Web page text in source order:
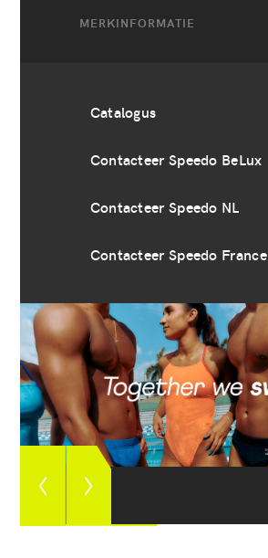
MERKINFORMATIE
Catalogus
Contacteer Speedo BeLux
Contacteer Speedo NL
Contacteer Speedo France
Zie
foto
Zie
foto